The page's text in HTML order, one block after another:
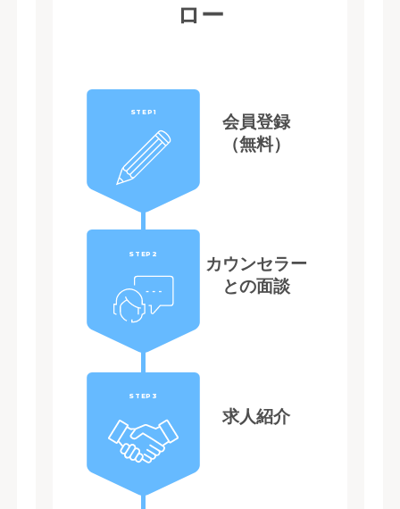
ロー
STEP1
会員登録
（無料）
STEP2
カウンセラー
との面談
STEP3
求人紹介